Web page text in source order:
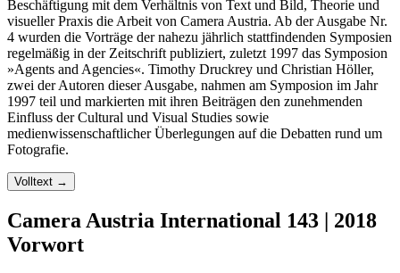
Beschäftigung mit dem Verhältnis von Text und Bild, Theorie und
visueller Praxis die Arbeit von Camera Austria. Ab der Ausgabe Nr.
4 wurden die Vorträge der nahezu jährlich stattfindenden Symposien
regelmäßig in der Zeitschrift publiziert, zuletzt 1997 das Symposion
»Agents and Agencies«. Timothy Druckrey und Christian Höller,
zwei der Autoren dieser Ausgabe, nahmen am Symposion im Jahr
1997 teil und markierten mit ihren Beiträgen den zunehmenden
Einfluss der Cultural und Visual Studies sowie
medienwissenschaftlicher Überlegungen auf die Debatten rund um
Fotografie.
Volltext →
Camera Austria International 143 | 2018
Vorwort